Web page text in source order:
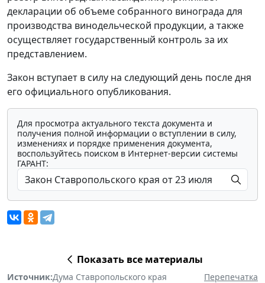
декларации об объеме собранного винограда для
производства винодельческой продукции, а также
осуществляет государственный контроль за их
представлением.
Закон вступает в силу на следующий день после дня
его официального опубликования.
Для просмотра актуального текста документа и
получения полной информации о вступлении в силу,
изменениях и порядке применения документа,
воспользуйтесь поиском в Интернет-версии системы
ГАРАНТ:
Показать все материалы
Источник:Дума Ставропольского края Перепечатка